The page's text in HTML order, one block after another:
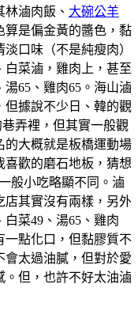
滷肉飯、 大碗公羊
算是偏金黃的醬色，黏
口味（不是純瘦肉）
白菜滷，雞肉上，甚至
65、雞肉65。海山滷
但據說不少日、韓的觀
弄裡，但其實一般觀
的大概就是板橋運動場
喜歡的磨石地板，猜想
般小吃略顯不同。滷
店其實沒有兩樣，另外
菜49、湯65、雞肉
一點化口，但黏膠質不
會太過油膩，但對於愛
但，也許不好太油滷